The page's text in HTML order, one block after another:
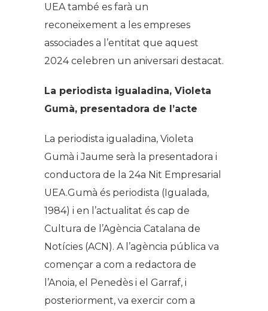
UEA també es farà un
reconeixement a les empreses
associades a l’entitat que aquest
2024 celebren un aniversari destacat.
La periodista igualadina, Violeta
Gumà, presentadora de l’acte
La periodista igualadina, Violeta
Gumà i Jaume serà la presentadora i
conductora de la 24a Nit Empresarial
UEA.Gumà és periodista (Igualada,
1984) i en l’actualitat és cap de
Cultura de l’Agència Catalana de
Notícies (ACN). A l’agència pública va
començar a com a redactora de
l’Anoia, el Penedès i el Garraf, i
posteriorment, va exercir com a